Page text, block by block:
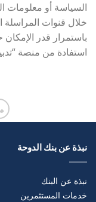
السياسة أو معلومات
خلال قنوات المراسلة
باستمرار قدر
استفادة من منصة
نبذة عن بنك الدوحة
نبذة عن البنك
خدمات المستثمرين